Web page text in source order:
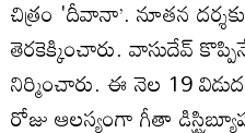
చిత్రం 'దీవానా’. నూతన
తెరకెక్కించారు. వాసుదేవ్‌
నిర్మించారు. ఈ నెల 19
రోజు ఆలస్యంగా గీతా